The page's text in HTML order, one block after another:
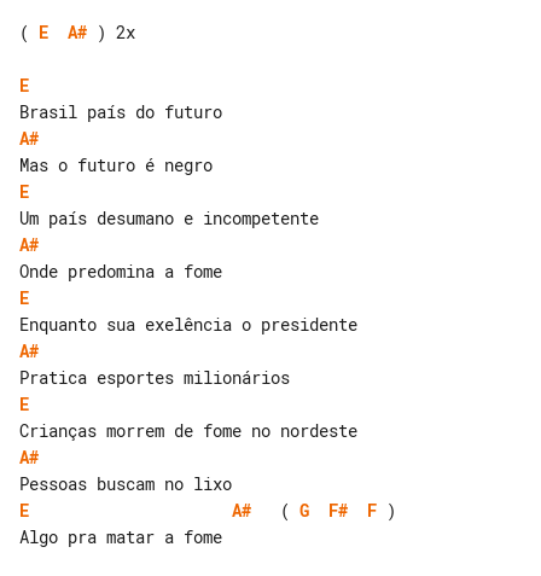
( E A# ) 2x
E
A#
E
A#
E
A#
E
A#
E
A#
   (
G F# F )
Algo pra matar a fome